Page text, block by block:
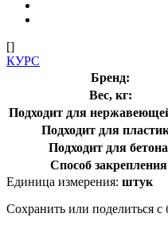
[]
КУРС
Бренд:
Вес, кг:
Подходит для
Подходит для
Подходит для
Способ
Единица измерения: штук
Сохранить или поделиться с